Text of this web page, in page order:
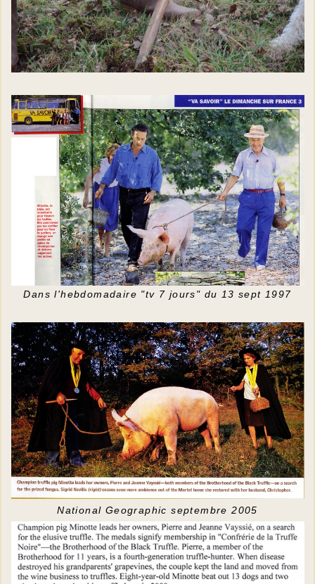
Dans l'hebdomadaire "tv 7 jours" du 13 sept 1997
National Geographic septembre 2005